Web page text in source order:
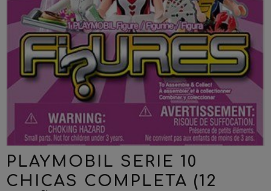
PLAYMOBIL SERIE 10
CHICAS COMPLETA (12